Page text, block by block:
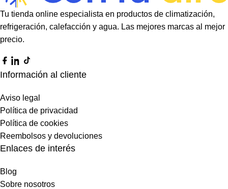
Tu tienda online especialista en productos de climatización,
refrigeración, calefacción y agua. Las mejores marcas al mejor
precio.
Información al cliente
Aviso legal
Política de privacidad
Política de cookies
Reembolsos y devoluciones
Enlaces de interés
Blog
Sobre nosotros